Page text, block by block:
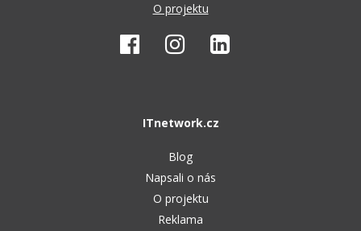
O projektu
ITnetwork.cz
Blog
Napsali o nás
O projektu
Reklama